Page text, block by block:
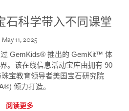
石科学带入不同课堂
May 11, 2025
GemKids® 推出的 GemKit™ 体
。该在线信息活动宝库由拥有 90
宝教育领导者美国宝石研究院
倾力打造。
阅读更多